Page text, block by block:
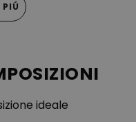
azionati mediante
in alluminio. Questo vale
salotto Theia della serie
è realizzato al 100% in
PIÚ
ideale